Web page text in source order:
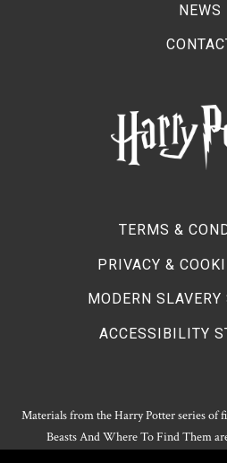
NEWS
TERMS &
PRIVACY &
MODERN
ACCESSIBILITY
Materials from the Harry Potter series of
Beasts And Where To Find Them